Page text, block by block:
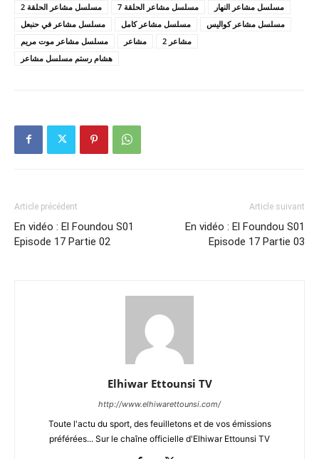
مسلسل مشاعر الحلقة 2
مسلسل مشاعر الحلقة 7
مسلسل مشاعر النهار
مسلسل مشاعر في حنبعل
مسلسل مشاعر كامل
مسلسل مشاعر كواليس
مسلسل مشاعر موت مريم
مشاعر
مشاعر 2
هشام رستم مسلسل مشاعر
Article précédent
En vidéo : El Foundou S01
Episode 17 Partie 02
Article suivant
En vidéo : El Foundou S01
Episode 17 Partie 03
Elhiwar Ettounsi TV
http://www.elhiwarettounsi.com/
Toute l'actu du sport, des feuilletons et de vos émissions
préférées... Sur le chaîne officielle d'Elhiwar Ettounsi TV